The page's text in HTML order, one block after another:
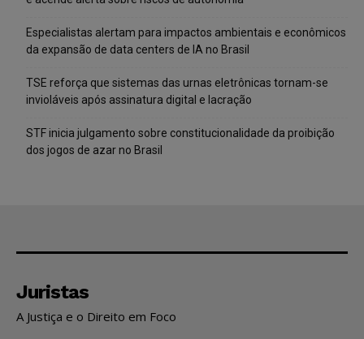
Especialistas alertam para impactos ambientais e econômicos
da expansão de data centers de IA no Brasil
TSE reforça que sistemas das urnas eletrônicas tornam-se
invioláveis após assinatura digital e lacração
STF inicia julgamento sobre constitucionalidade da proibição
dos jogos de azar no Brasil
Juristas
A Justiça e o Direito em Foco